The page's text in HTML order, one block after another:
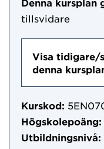
Denna kursplan
tillsvidare
Visa tidigare/
denna
Kurskod:
Högskolepoäng:
Utbildningsnivå: